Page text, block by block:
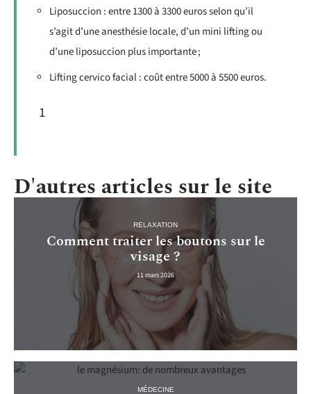
Liposuccion : entre 1300 à 3300 euros selon qu’il
s’agit d’une anesthésie locale, d’un mini lifting ou
d’une liposuccion plus importante ;
Lifting cervico facial : coût entre 5000 à 5500 euros.
1
D'autres articles sur le site
RELAXATION
Comment traiter les boutons sur le
visage ?
11 mars 2026
MÉDECINE